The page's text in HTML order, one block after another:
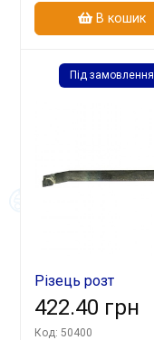
В кошик
Під замовлення
Різець розт
18х140х80 ВК8 гл
422.40 грн
Код: 50400